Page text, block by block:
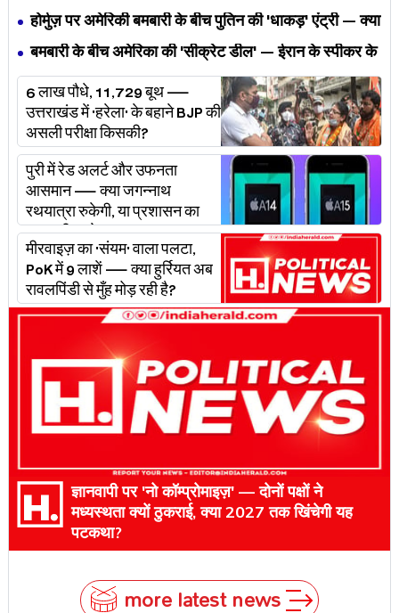
— MP के बच्चों का निवाला कौन निगल रहा है?
होर्मुज़ पर अमेरिकी बमबारी के बीच पुतिन की 'धाकड़' एंट्री — क्या
ट्रंप-ईरान की जंग अब महायुद्ध बनेगी?
बमबारी के बीच अमेरिका की 'सीक्रेट डील' — ईरान के स्पीकर के
खुलासे ने असली खेल बेनक़ाब किया?
6 लाख पौधे, 11,729 बूथ —
उत्तराखंड में 'हरेला' के बहाने BJP की
असली परीक्षा किसकी?
पुरी में रेड अलर्ट और उफनता
आसमान — क्या जगन्नाथ
रथयात्रा रुकेगी, या प्रशासन का
'प्लान बी' चलेगा?
मीरवाइज़ का 'संयम' वाला पलटा,
PoK में 9 लाशें — क्या हुर्रियत अब
रावलपिंडी से मुँह मोड़ रही है?
ज्ञानवापी पर 'नो कॉम्प्रोमाइज़' — दोनों पक्षों ने
मध्यस्थता क्यों ठुकराई, क्या 2027 तक खिंचेगी यह
पटकथा?
more latest news